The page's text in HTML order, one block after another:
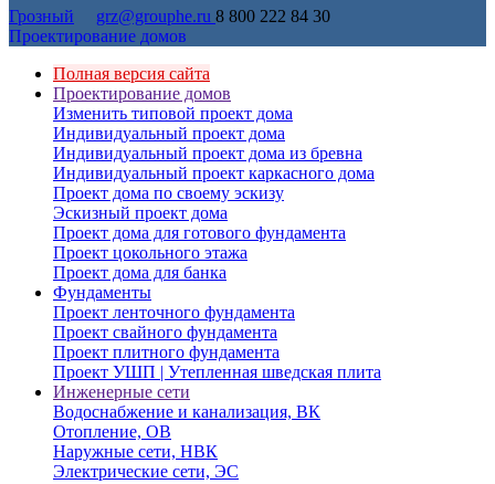
Грозный grz@grouphe.ru 8 800 222 84 30
Проектирование домов
Полная версия сайта
Проектирование домов
Изменить типовой проект дома
Индивидуальный проект дома
Индивидуальный проект дома из бревна
Индивидуальный проект каркасного дома
Проект дома по своему эскизу
Эскизный проект дома
Проект дома для готового фундамента
Проект цокольного этажа
Проект дома для банка
Фундаменты
Проект ленточного фундамента
Проект свайного фундамента
Проект плитного фундамента
Проект УШП | Утепленная шведская плита
Инженерные сети
Водоснабжение и канализация, ВК
Отопление, ОВ
Наружные сети, НВК
Электрические сети, ЭС